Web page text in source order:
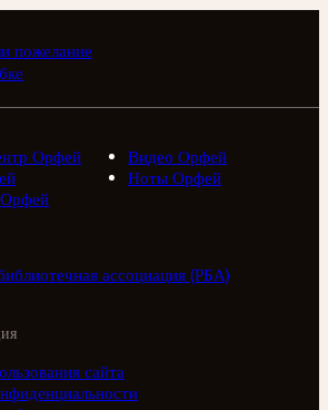
пожелание
Орфей
Видео Орфей
Ноты Орфей
ассоциация (РБА)
сайта